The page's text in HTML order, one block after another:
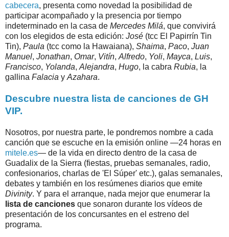
cabecera, presenta como novedad la posibilidad de
participar acompañado y la presencia por tiempo
indeterminado en la casa de Mercedes Milá, que convivirá
con los elegidos de esta edición: José (tcc El Papirrín Tin
Tin), Paula (tcc como la Hawaiana), Shaima, Paco, Juan
Manuel, Jonathan, Omar, Vitín, Alfredo, Yoli, Mayca, Luis,
Francisco, Yolanda, Alejandra, Hugo, la cabra Rubia, la
gallina Falacia y Azahara.
Descubre nuestra lista de canciones de GH
VIP.
Nosotros, por nuestra parte, le pondremos nombre a cada
canción que se escuche en la emisión online —24 horas en
mitele.es— de la vida en directo dentro de la casa de
Guadalix de la Sierra (fiestas, pruebas semanales, radio,
confesionarios, charlas de 'El Súper' etc.), galas semanales,
debates y también en los resúmenes diarios que emite
Divinity. Y para el arranque, nada mejor que enumerar la
lista de canciones que sonaron durante los vídeos de
presentación de los concursantes en el estreno del
programa.